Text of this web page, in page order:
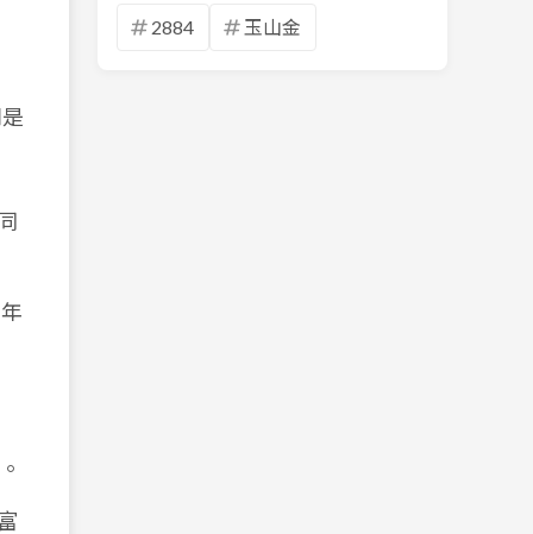
2884 玉山金